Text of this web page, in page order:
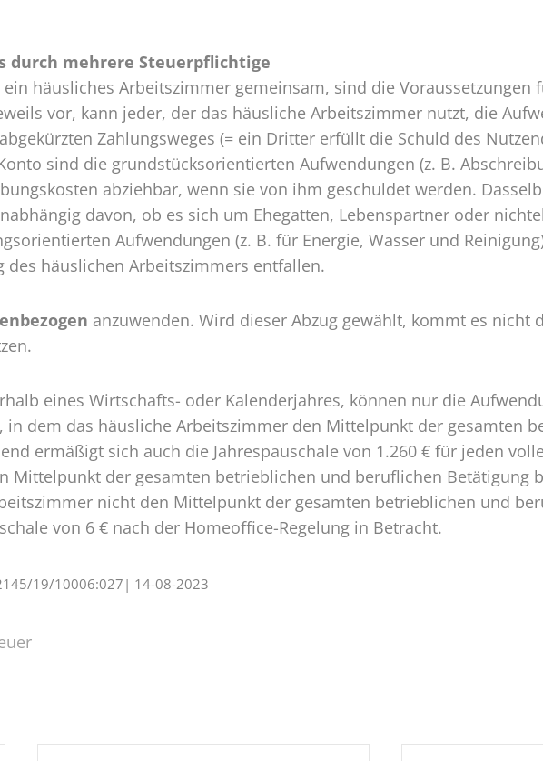
durch mehrere Steuerpflichtige
häusliches Arbeitszimmer gemeinsam, sind die Voraussetzungen
vor, kann jeder, der das häusliche Arbeitszimmer nutzt, die
Zahlungsweges (= ein Dritter erfüllt die Schuld des
sind die grundstücksorientierten Aufwendungen (z. B.
abziehbar, wenn sie von ihm geschuldet werden.
davon, ob es sich um Ehegatten, Lebenspartner oder
Aufwendungen (z. B. für Energie, Wasser und
häuslichen Arbeitszimmers entfallen.
anzuwenden. Wird dieser Abzug gewählt, kommt es nicht
eines Wirtschafts- oder Kalenderjahres, können nur die
dem das häusliche Arbeitszimmer den Mittelpunkt der gesamten
ermäßigt sich auch die Jahrespauschale von 1.260 € für jeden
Mittelpunkt der gesamten betrieblichen und beruflichen Betätigung
nicht den Mittelpunkt der gesamten betrieblichen und
von 6 € nach der Homeoffice-Regelung in Betracht.
19/10006:027| 14-08-2023